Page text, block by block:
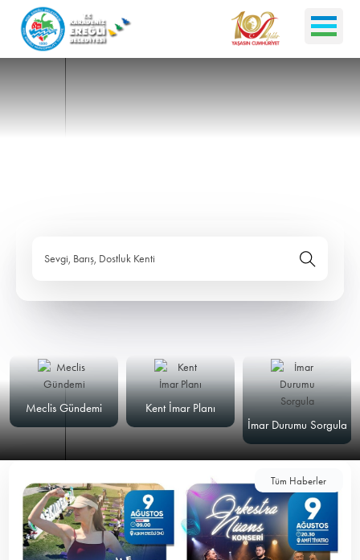
Sevgi, Barış, Dostluk Kenti
Meclis Gündemi
Kent İmar Planı
İmar Durumu Sorgula
Tüm Haberler